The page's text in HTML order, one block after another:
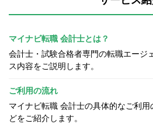
マイナビ転職 会計士とは？
会計士・試験合格者専門の転職エージ
ス内容をご説明します。
ご利用の流れ
マイナビ転職 会計士の具体的なご利
どをご紹介します。